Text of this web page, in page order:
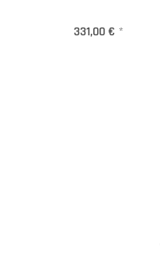
331,00 € *